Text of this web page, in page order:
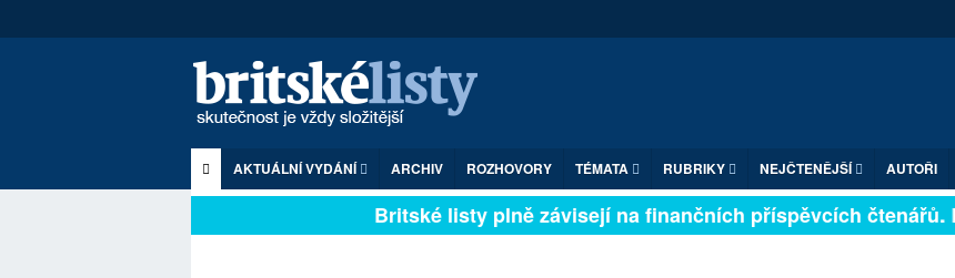
AKTUÁLNÍ VYDÁNÍ ARCHIV ROZHOVORY TÉMATA RUBRIKY NEJČTENĚJŠÍ AUTOŘI
Britské listy plně závisejí na finančních příspěvcích čtenářů.